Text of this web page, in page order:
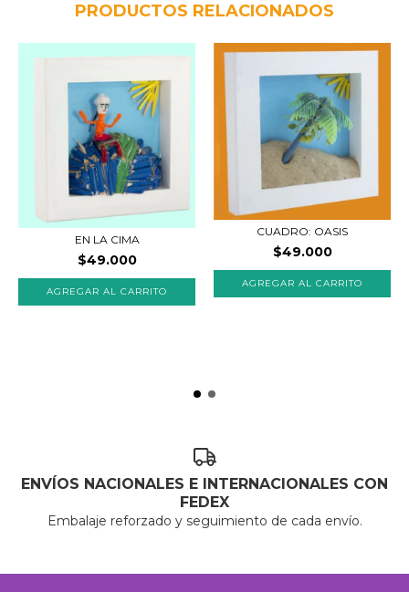
PRODUCTOS RELACIONADOS
EN LA CIMA
$49.000
CUADRO: OASIS
$49.000
ENVÍOS NACIONALES E INTERNACIONALES CON
FEDEX
Embalaje reforzado y seguimiento de cada envío.